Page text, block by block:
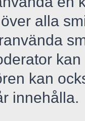
alla
kan
innehålla.